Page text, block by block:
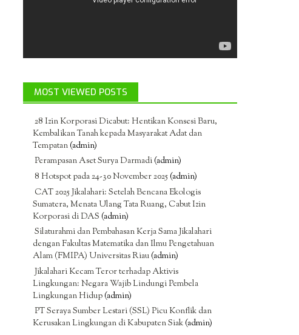
MOST VIEWED POSTS
28 Izin Korporasi Dicabut: Hentikan Konsesi Baru,
Kembalikan Tanah kepada Masyarakat Adat dan
Tempatan(admin)
Perampasan Aset Surya Darmadi(admin)
8 Hotspot pada 24-30 November 2025(admin)
CAT 2025 Jikalahari: Setelah Bencana Ekologis
Sumatera, Menata Ulang Tata Ruang, Cabut Izin
Korporasi di DAS (admin)
Silaturahmi dan Pembahasan Kerja Sama Jikalahari
dengan Fakultas Matematika dan Ilmu Pengetahuan
Alam (FMIPA) Universitas Riau(admin)
Jikalahari Kecam Teror terhadap Aktivis
Lingkungan: Negara Wajib Lindungi Pembela
Lingkungan Hidup(admin)
PT Seraya Sumber Lestari (SSL) Picu Konflik dan
Kerusakan Lingkungan di Kabupaten Siak(admin)